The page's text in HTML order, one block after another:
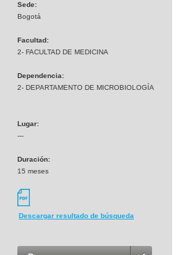
Sede:
Bogotá
Facultad:
2- FACULTAD DE MEDICINA
Dependencia:
2- DEPARTAMENTO DE MICROBIOLOGÍA
Lugar:
---
Duración:
15 meses
Descargar resultado de búsqueda